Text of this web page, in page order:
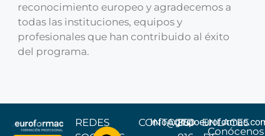
reconocimiento europeo y agradecemos a
todas las instituciones, equipos y
profesionales que han contribuido al éxito
del programa.
REDES
CONTACTO
851
ENLACES
Conócenos